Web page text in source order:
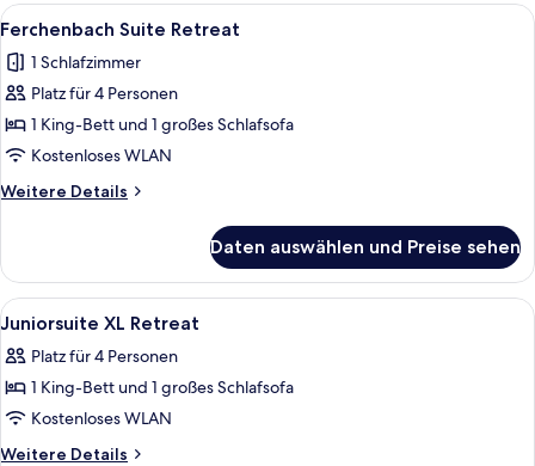
Alle
Fotos
für
Ferchenbach
Suite
Retreat
anzeigen
Ferchenbach Suite Retreat |
4
Ferchenbach Suite Retreat
1 Schlafzimmer
Platz für 4 Personen
1 King-Bett und 1 großes Schlafsofa
Kostenloses WLAN
Weitere Details
Weitere
Suite
Retreat
Daten auswählen und Preise sehen
Alle
Fotos
für
Juniorsuite
XL
Retreat
Ein modernes Wohnzimmer mit
2
Juniorsuite XL Retreat
Platz für 4 Personen
1 King-Bett und 1 großes Schlafsofa
Kostenloses WLAN
Weitere Details
Weitere